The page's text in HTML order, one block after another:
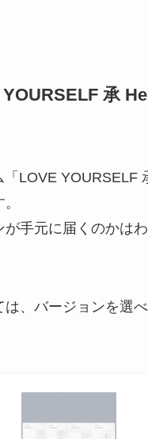
承
LOVE YOURSELF
が手元に届くのかは
は、バージョンを選